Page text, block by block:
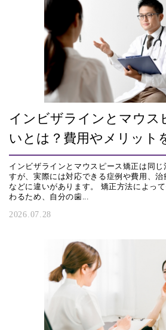
インビザラインとマウス
いとは？費用やメリット
インビザラインとマウスピース矯正は同
すが、実際には対応できる症例や費用、
などに違いがあります。 矯正方法によっ
わるため、自分の歯...
2026.07.28